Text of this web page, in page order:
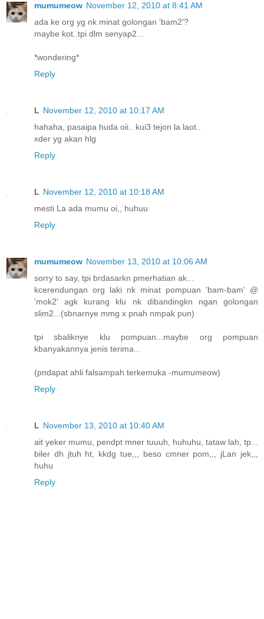
mumumeow November 12, 2010 at 8:41 AM
ada ke org yg nk minat golongan 'bam2'?
maybe kot..tpi dlm senyap2...
*wondering*
Reply
L November 12, 2010 at 10:17 AM
hahaha, pasaipa huda oii.. kui3 tejon la laot..
xder yg akan hlg
Reply
L November 12, 2010 at 10:18 AM
mesti La ada mumu oi,, huhuu
Reply
mumumeow November 13, 2010 at 10:06 AM
sorry to say, tpi brdasarkn pmerhatian ak...
kcerendungan org laki nk minat pompuan 'bam-bam' @
'mok2' agk kurang klu nk dibandingkn ngan golongan
slim2...(sbnarnye mmg x pnah nmpak pun)
tpi sbaliknye klu pompuan...maybe org pompuan
kbanyakannya jenis terima...
(pndapat ahli falsampah terkemuka -mumumeow)
Reply
L November 13, 2010 at 10:40 AM
ait yeker mumu, pendpt mner tuuuh, huhuhu, tataw lah, tp...
biler dh jtuh ht, kkdg tue,,, beso cmner pom,,, jLan jek,,,
huhu
Reply